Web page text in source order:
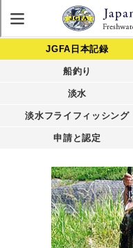
JGFA日本記録
船釣り
淡水
淡水フライフィッシング
申請と認定